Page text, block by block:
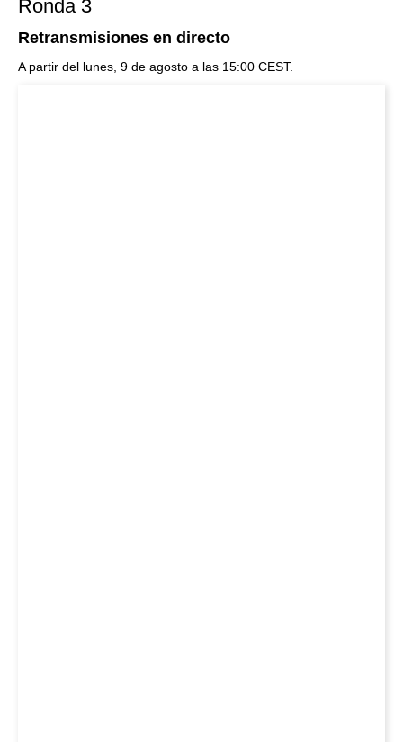
Ronda 3
Retransmisiones en directo
A partir del lunes, 9 de agosto a las 15:00 CEST.